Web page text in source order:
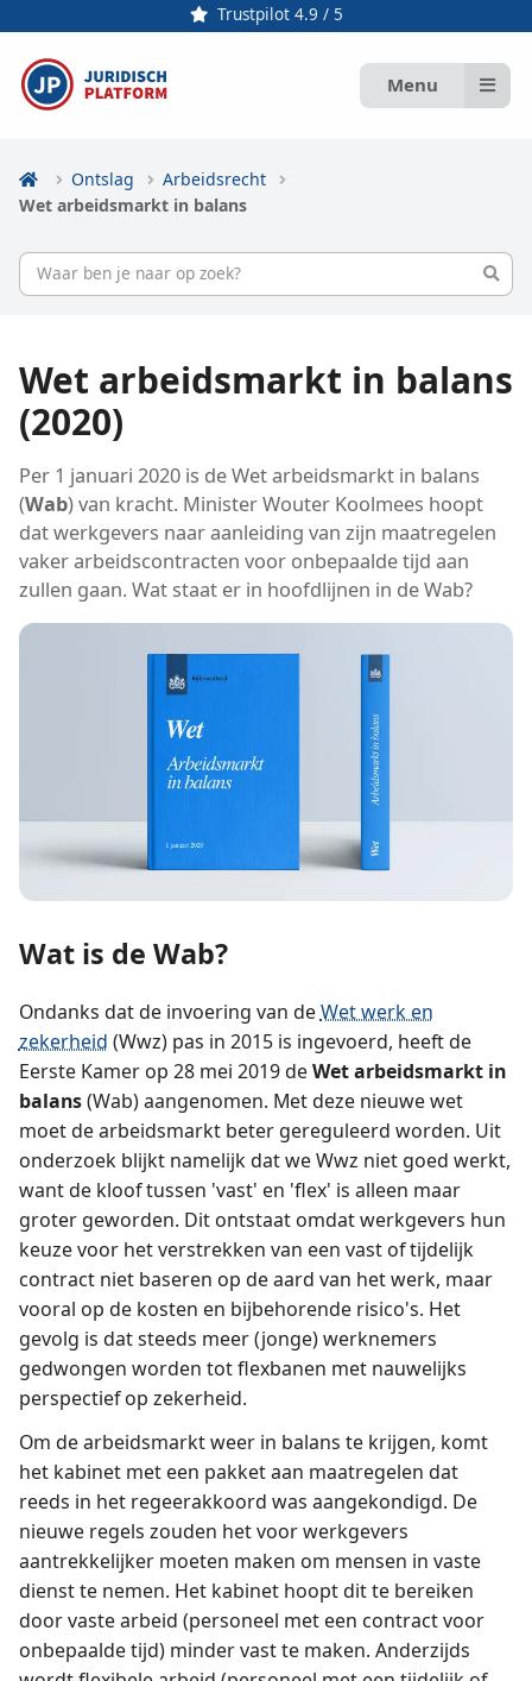
Trustpilot 4.9 / 5
Menu
Ontslag
Arbeidsrecht
Wet arbeidsmarkt in balans
Wet arbeidsmarkt in balans
(2020)
Per 1 januari 2020 is de Wet arbeidsmarkt in balans
(Wab) van kracht. Minister Wouter Koolmees hoopt
dat werkgevers naar aanleiding van zijn maatregelen
vaker arbeidscontracten voor onbepaalde tijd aan
zullen gaan. Wat staat er in hoofdlijnen in de Wab?
Wat is de Wab?
Ondanks dat de invoering van deWet werk en
zekerheid (Wwz) pas in 2015 is ingevoerd, heeft de
Eerste Kamer op 28 mei 2019 deWet arbeidsmarkt in
balans(Wab) aangenomen. Met deze nieuwe wet
moet de arbeidsmarkt beter gereguleerd worden. Uit
onderzoek blijkt namelijk dat we Wwz niet goed werkt,
want de kloof tussen 'vast' en 'flex' is alleen maar
groter geworden. Dit ontstaat omdat werkgevers hun
keuze voor het verstrekken van een vast of tijdelijk
contract niet baseren op de aard van het werk, maar
vooral op de kosten en bijbehorende risico's. Het
gevolg is dat steeds meer (jonge) werknemers
gedwongen worden tot flexbanen met nauwelijks
perspectief op zekerheid.
Om de arbeidsmarkt weer in balans te krijgen, komt
het kabinet met een pakket aan maatregelen dat
reeds in het regeerakkoord was aangekondigd. De
nieuwe regels zouden het voor werkgevers
aantrekkelijker moeten maken om mensen in vaste
dienst te nemen. Het kabinet hoopt dit te bereiken
door vaste arbeid (personeel met een contract voor
onbepaalde tijd) minder vast te maken. Anderzijds